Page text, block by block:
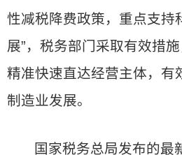
性减税降费政策，重点支持
展”，税务部门采取有效措
精准快速直达经营主体，有
制造业发展。
国家税务总局发布的最